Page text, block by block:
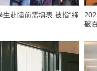
生赴陸前需填表 被指“綠
破